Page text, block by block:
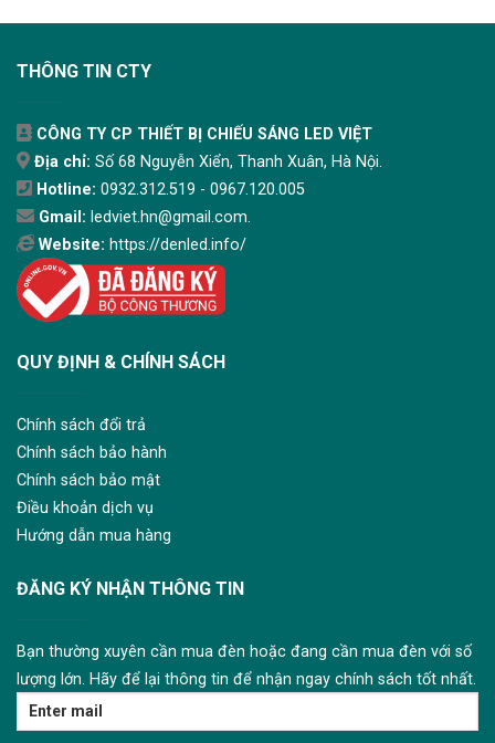
THÔNG TIN CTY
CÔNG TY CP THIẾT BỊ CHIẾU SÁNG LED VIỆT
Địa chỉ: Số 68 Nguyễn Xiển, Thanh Xuân, Hà Nội.
Hotline: 0932.312.519 - 0967.120.005
Gmail: ledviet.hn@gmail.com.
Website: https://denled.info/
QUY ĐỊNH & CHÍNH SÁCH
Chính sách đổi trả
Chính sách bảo hành
Chính sách bảo mật
Điều khoản dịch vụ
Hướng dẫn mua hàng
ĐĂNG KÝ NHẬN THÔNG TIN
Bạn thường xuyên cần mua đèn hoặc đang cần mua đèn với số
lượng lớn. Hãy để lại thông tin để nhận ngay chính sách tốt nhất.